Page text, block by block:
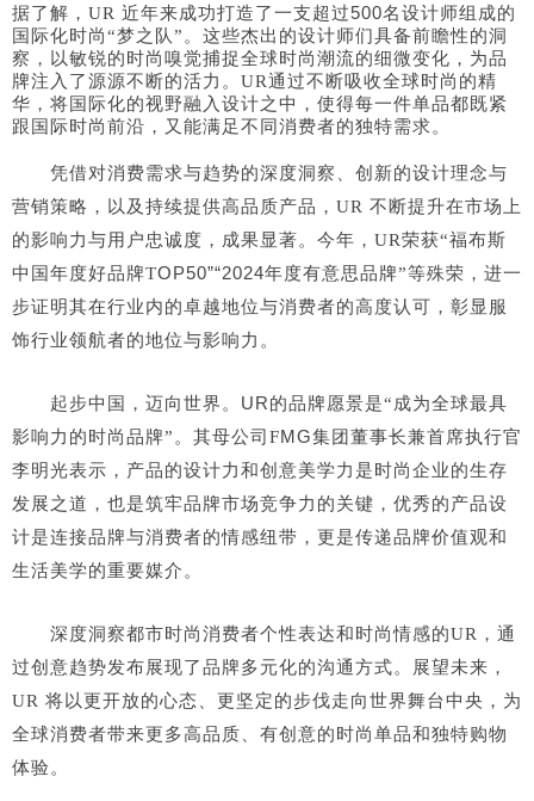
据了解，UR 近年来成功打造了一支超过500名设计师组成的
国际化时尚“梦之队”。这些杰出的设计师们具备前瞻性的洞
察，以敏锐的时尚嗅觉捕捉全球时尚潮流的细微变化，为品
牌注入了源源不断的活力。UR通过不断吸收全球时尚的精
华，将国际化的视野融入设计之中，使得每一件单品都既紧
跟国际时尚前沿，又能满足不同消费者的独特需求。
凭借对消费需求与趋势的深度洞察、创新的设计理念与
营销策略，以及持续提供高品质产品，UR 不断提升在市场上
的影响力与用户忠诚度，成果显著。今年，UR荣获“福布斯
中国年度好品牌TOP50”“2024年度有意思品牌”等殊荣，进一
步证明其在行业内的卓越地位与消费者的高度认可，彰显服
饰行业领航者的地位与影响力。
起步中国，迈向世界。UR的品牌愿景是“成为全球最具
影响力的时尚品牌”。其母公司FMG集团董事长兼首席执行官
李明光表示，产品的设计力和创意美学力是时尚企业的生存
发展之道，也是筑牢品牌市场竞争力的关键，优秀的产品设
计是连接品牌与消费者的情感纽带，更是传递品牌价值观和
生活美学的重要媒介。
深度洞察都市时尚消费者个性表达和时尚情感的UR，通
过创意趋势发布展现了品牌多元化的沟通方式。展望未来，
UR 将以更开放的心态、更坚定的步伐走向世界舞台中央，为
全球消费者带来更多高品质、有创意的时尚单品和独特购物
体验。